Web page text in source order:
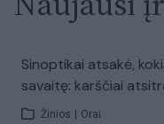
Sinoptikai atsakė,
savaitę: karščiai
Žinios Orai